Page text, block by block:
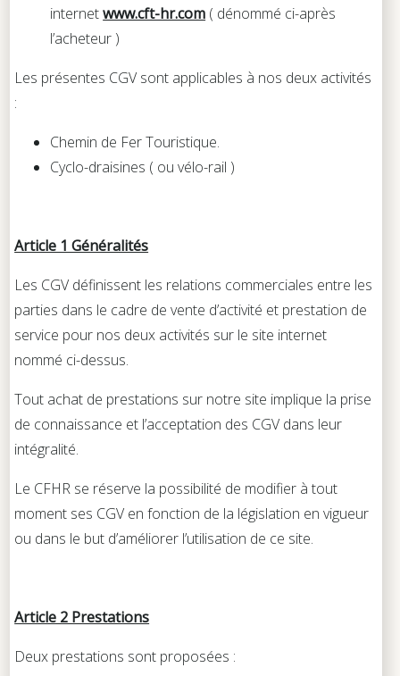
internetwww.cft-hr.com ( dénommé ci-après
l’acheteur )
Les présentes CGV sont applicables à nos deux activités
:
Chemin de Fer Touristique.
Cyclo-draisines ( ou vélo-rail )
Article 1 Généralités
Les CGV définissent les relations commerciales entre les
parties dans le cadre de vente d’activité et prestation de
service pour nos deux activités sur le site internet
nommé ci-dessus.
Tout achat de prestations sur notre site implique la prise
de connaissance et l’acceptation des CGV dans leur
intégralité.
Le CFHR se réserve la possibilité de modifier à tout
moment ses CGV en fonction de la législation en vigueur
ou dans le but d’améliorer l’utilisation de ce site.
Article 2 Prestations
Deux prestations sont proposées :